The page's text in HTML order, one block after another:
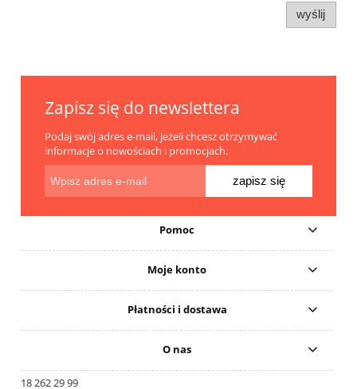
wyślij
Zapisz się do newslettera
Podaj swój adres e-mail, jeżeli chcesz otrzymywać
informacje o nowościach i promocjach.
zapisz się
Pomoc
Moje konto
Płatności i dostawa
O nas
18 262 29 99